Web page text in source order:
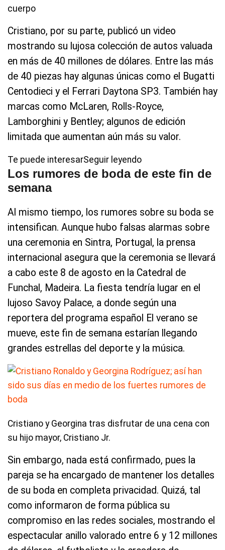
cuerpo
Cristiano, por su parte, publicó un video
mostrando su lujosa colección de autos valuada
en más de 40 millones de dólares. Entre las más
de 40 piezas hay algunas únicas como el Bugatti
Centodieci y el Ferrari Daytona SP3. También hay
marcas como McLaren, Rolls-Royce,
Lamborghini y Bentley; algunos de edición
limitada que aumentan aún más su valor.
Te puede interesarSeguir leyendo
Los rumores de boda de este fin de
semana
Al mismo tiempo, los rumores sobre su boda se
intensifican. Aunque hubo falsas alarmas sobre
una ceremonia en Sintra, Portugal, la prensa
internacional asegura que la ceremonia se llevará
a cabo este 8 de agosto en la Catedral de
Funchal, Madeira. La fiesta tendría lugar en el
lujoso Savoy Palace, a donde según una
reportera del programa español El verano se
mueve, este fin de semana estarían llegando
grandes estrellas del deporte y la música.
Cristiano y Georgina tras disfrutar de una cena con
su hijo mayor, Cristiano Jr.
Sin embargo, nada está confirmado, pues la
pareja se ha encargado de mantener los detalles
de su boda en completa privacidad. Quizá, tal
como informaron de forma pública su
compromiso en las redes sociales, mostrando el
espectacular anillo valorado entre 6 y 12 millones